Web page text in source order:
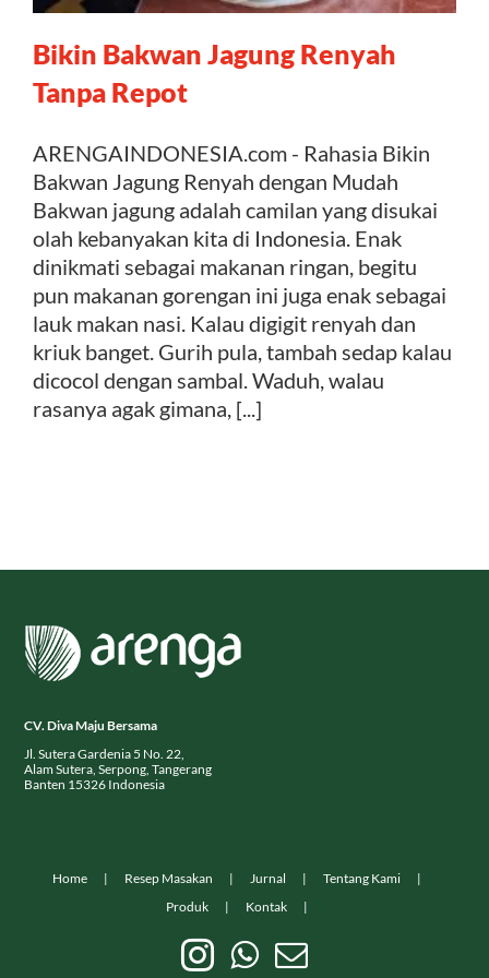
Kontak
Bikin Bakwan Jagung Renyah
Tanpa Repot
ARENGAINDONESIA.com - Rahasia Bikin
Bakwan Jagung Renyah dengan Mudah
Bakwan jagung adalah camilan yang disukai
olah kebanyakan kita di Indonesia. Enak
dinikmati sebagai makanan ringan, begitu
pun makanan gorengan ini juga enak sebagai
lauk makan nasi. Kalau digigit renyah dan
kriuk banget. Gurih pula, tambah sedap kalau
dicocol dengan sambal. Waduh, walau
rasanya agak gimana, [...]
CV. Diva Maju Bersama
Jl. Sutera Gardenia 5 No. 22,
Alam Sutera, Serpong, Tangerang
Banten 15326 Indonesia
Home Resep Masakan Jurnal
Tentang Kami
Produk
Kontak